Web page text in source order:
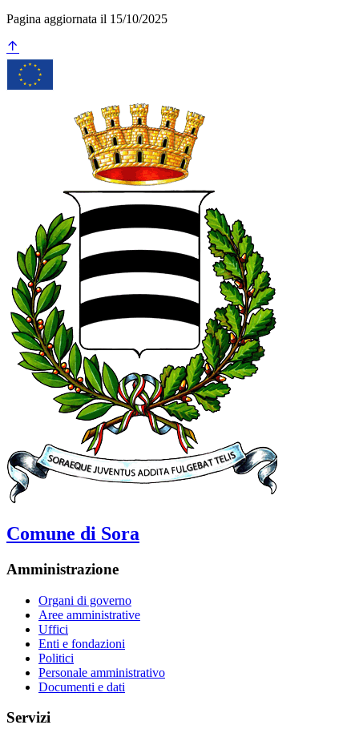
Pagina aggiornata il 15/10/2025
Comune di Sora
Amministrazione
Organi di governo
Aree amministrative
Uffici
Enti e fondazioni
Politici
Personale amministrativo
Documenti e dati
Servizi